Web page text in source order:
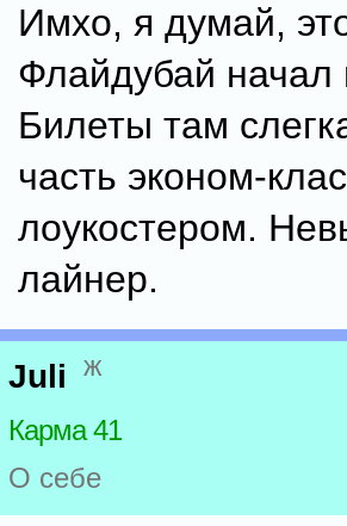
Имхо, я думай,
Флайдубай
Билеты там
часть эконом-
лоукостером.
лайнер.
Juli ж
Карма 41
О себе